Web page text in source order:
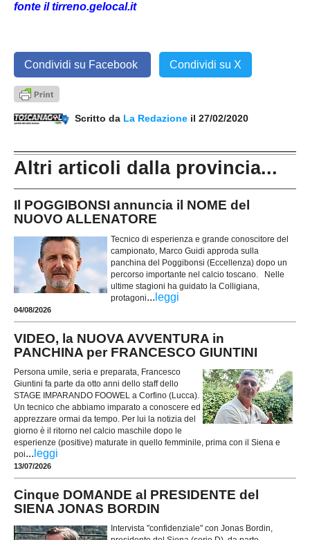
fonte il tirreno.gelocal.it
Condividi su Facebook Condividi su X
Scritto da La Redazione il 27/02/2020
Altri articoli dalla provincia...
Il POGGIBONSI annuncia il NOME del
NUOVO ALLENATORE
Tecnico di esperienza e grande conoscitore del
campionato, Marco Guidi approda sulla
panchina del Poggibonsi (Eccellenza) dopo un
percorso importante nel calcio toscano. Nelle
ultime stagioni ha guidato la Colligiana,
protagoni... leggi
04/08/2026
VIDEO, la NUOVA AVVENTURA in
PANCHINA per FRANCESCO GIUNTINI
Persona umile, seria e preparata, Francesco
Giuntini fa parte da otto anni dello staff dello
STAGE IMPARANDO FOOWEL a Corfino (Lucca).
Un tecnico che abbiamo imparato a conoscere ed
apprezzare ormai da tempo. Per lui la notizia del
giorno è il ritorno nel calcio maschile dopo le
esperienze (positive) maturate in quello femminile, prima con il Siena e
poi... leggi
13/07/2026
Cinque DOMANDE al PRESIDENTE del
SIENA JONAS BORDIN
Intervista "confidenziale" con Jonas Bordin,